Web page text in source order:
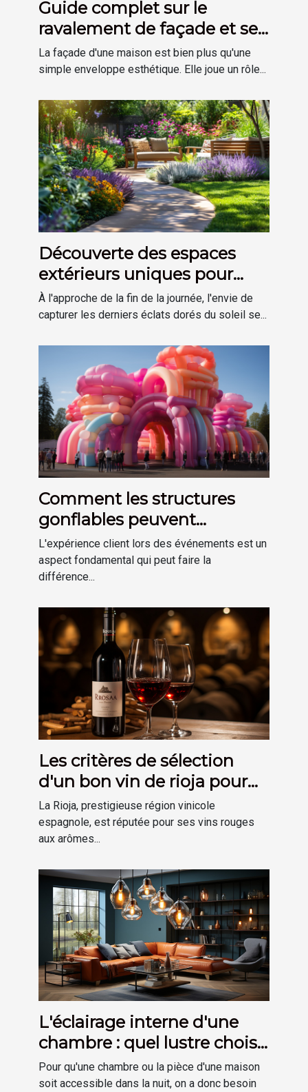
Guide complet sur le
ravalement de façade et ses
avantages
La façade d'une maison est bien plus qu'une
simple enveloppe esthétique. Elle joue un rôle...
Découverte des espaces
extérieurs uniques pour
profiter des derniers rayons
du soleil
À l'approche de la fin de la journée, l'envie de
capturer les derniers éclats dorés du soleil se...
Comment les structures
gonflables peuvent
améliorer l'expérience client
lors d'événements.
L'expérience client lors des événements est un
aspect fondamental qui peut faire la
différence...
Les critères de sélection
d'un bon vin de rioja pour
votre cave
La Rioja, prestigieuse région vinicole
espagnole, est réputée pour ses vins rouges
aux arômes...
L'éclairage interne d'une
chambre : quel lustre choisir
?
Pour qu'une chambre ou la pièce d'une maison
soit accessible dans la nuit, on a donc besoin